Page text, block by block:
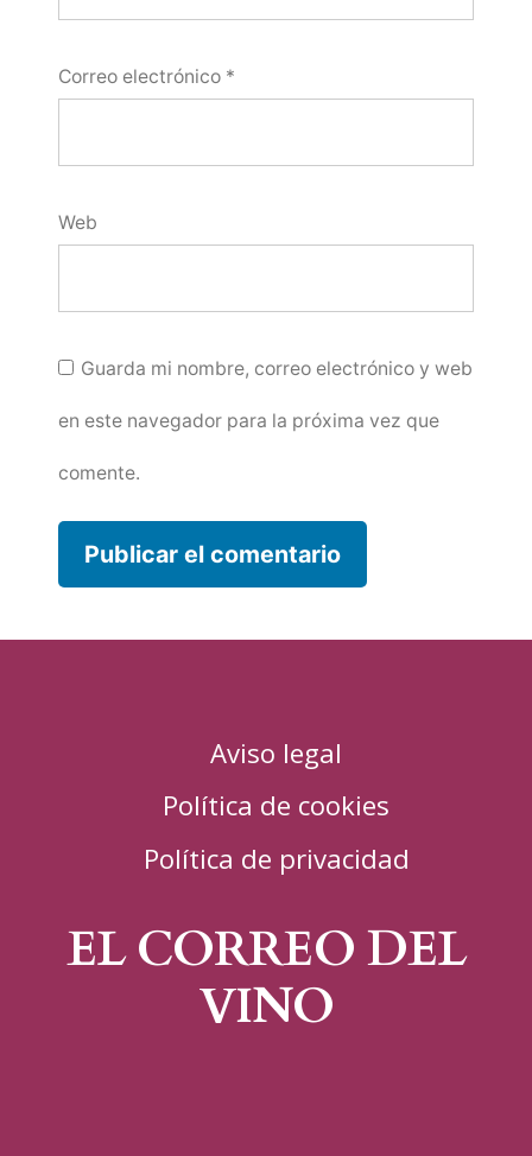
Correo electrónico *
Web
Guarda mi nombre, correo electrónico y web
en este navegador para la próxima vez que
comente.
Aviso legal
Política de cookies
Política de privacidad
EL CORREO DEL
VINO